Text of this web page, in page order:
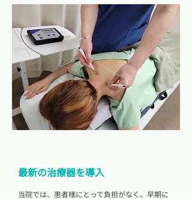
最新の治療器を導入
当院では、患者様にとって負担がなく、早期に